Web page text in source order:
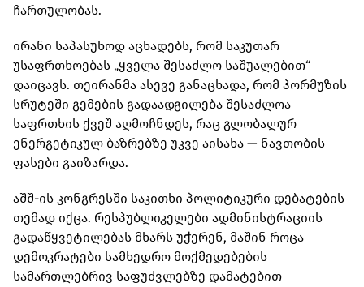
ჩართულობას.
ირანი საპასუხოდ აცხადებს, რომ საკუთარ
უსაფრთხოებას „ყველა შესაძლო საშუალებით“
დაიცავს. თეირანმა ასევე განაცხადა, რომ ჰორმუზის
სრუტეში გემების გადაადგილება შესაძლოა
საფრთხის ქვეშ აღმოჩნდეს, რაც გლობალურ
ენერგეტიკულ ბაზრებზე უკვე აისახა — ნავთობის
ფასები გაიზარდა.
აშშ-ის კონგრესში საკითხი პოლიტიკური დებატების
თემად იქცა. რესპუბლიკელები ადმინისტრაციის
გადაწყვეტილებას მხარს უჭერენ, მაშინ როცა
დემოკრატები სამხედრო მოქმედებების
სამართლებრივ საფუძვლებზე დამატებით